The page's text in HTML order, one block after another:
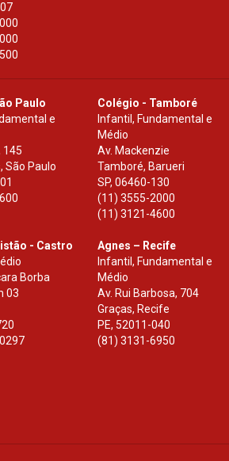
Paulo
e
145
São Paulo
Colégio - Tamboré
Infantil, Fundamental e
Médio
Av. Mackenzie
Tamboré, Barueri
SP,06460-130
(11) 3555-2000
(11) 3121-4600
- Castro
Borba
03
Agnes – Recife
Infantil, Fundamental e
Médio
Av. Rui Barbosa, 704
Graças, Recife
PE, 52011-040
(81) 3131-6950